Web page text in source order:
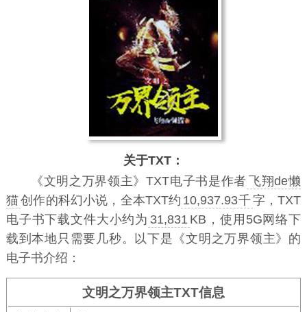
关于TXT：
《文明之万界领主》TXT电子书是作者 飞翔de懒
猫创作的科幻小说，全本TXT约 10,937.93千字，TXT
电子书下载文件大小约为 31,831 KB，使用5G网络下
载到本地只需要几秒。以下是《文明之万界领主》的
电子书介绍：
文明之万界领主TXT信息